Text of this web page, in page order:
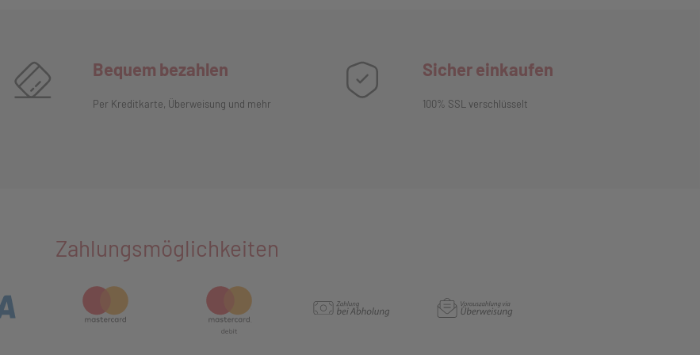
Bequem bezahlen
Per Kreditkarte, Überweisung und mehr
Sicher einkaufen
100% SSL verschlüsselt
Zahlungsmöglichkeiten